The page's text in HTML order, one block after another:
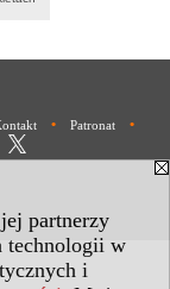
partnerzy
technologii w
i
• Patronat •